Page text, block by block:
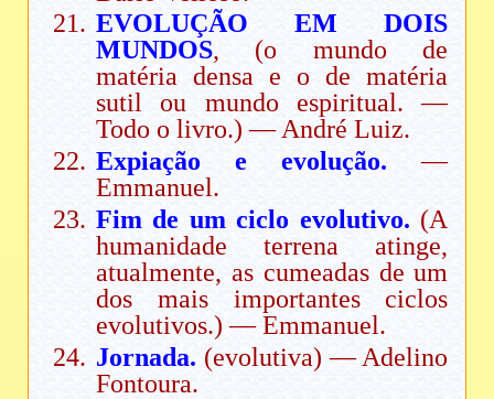
EVOLUÇÃO EM DOIS
MUNDOS, (o mundo de
matéria densa e o de matéria
sutil ou mundo espiritual. —
Todo o livro.) — André Luiz.
Expiação e evolução. —
Emmanuel.
Fim de um ciclo evolutivo. (A
humanidade terrena atinge,
atualmente, as cumeadas de um
dos mais importantes ciclos
evolutivos.) — Emmanuel.
Jornada. (evolutiva) — Adelino
Fontoura.